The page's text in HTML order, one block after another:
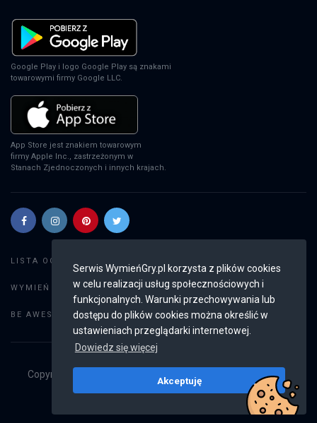
Serwis WymieńGry.pl korzysta z plików cookies
w celu realizacji usług społecznościowych i
funkcjonalnych. Warunki przechowywania lub
dostępu do plików cookies można określić w
ustawieniach przeglądarki internetowej.
Dowiedz się więcej
Akceptuję
Google Play i logo Google Play są znakami
towarowymi firmy Google LLC.
App Store jest znakiem towarowym
firmy Apple Inc., zastrzeżonym w
Stanach Zjednoczonych i innych krajach.
LISTA OGŁOSZEŃ:
WYMIEŃ GRY: Dodaj ogłoszenie
BE AWESOME: Weryfikacja konta
Copyright © 2019 - 2026
Wszystkie prawa
v2.8.4